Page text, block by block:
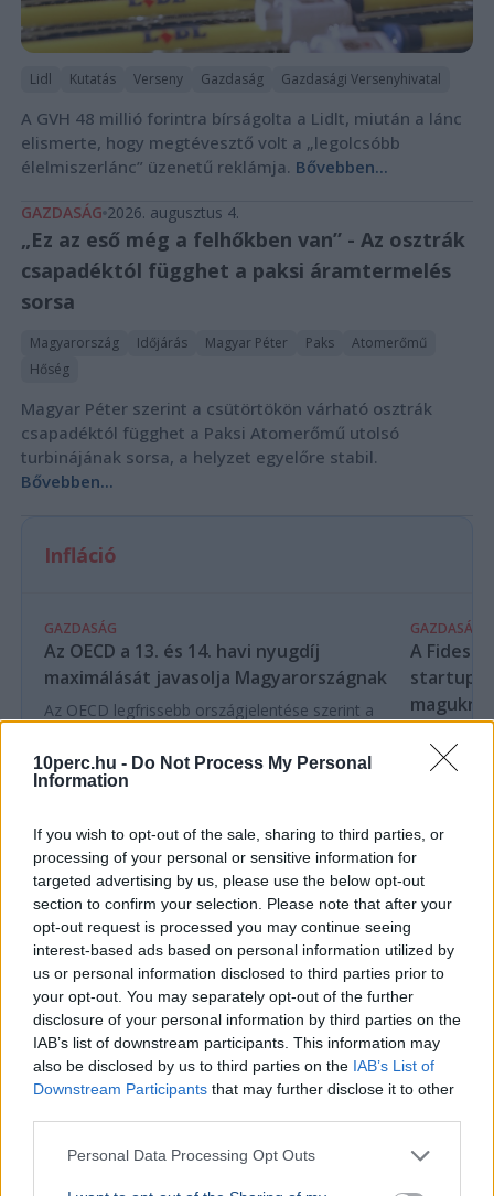
10perc.hu - Do Not Process My Personal
Information
If you wish to opt-out of the sale, sharing to third parties, or
processing of your personal or sensitive information for
targeted advertising by us, please use the below opt-out
section to confirm your selection. Please note that after your
opt-out request is processed you may continue seeing
interest-based ads based on personal information utilized by
us or personal information disclosed to third parties prior to
your opt-out. You may separately opt-out of the further
disclosure of your personal information by third parties on the
IAB’s list of downstream participants. This information may
also be disclosed by us to third parties on the IAB’s List of
Downstream Participants that may further disclose it to other
Personal Data Processing Opt Outs
Lidl Kutatás Verseny Gazdaság Gazdasági Versenyhivatal
A GVH 48 millió forintra bírságolta a Lidlt, miután a lánc
elismerte, hogy megtévesztő volt a „legolcsóbb
élelmiszerlánc” üzenetű reklámja. Bővebben...
GAZDASÁG 2026. augusztus 4.
„Ez az eső még a felhőkben van” - Az osztrák
csapadéktól függhet a paksi áramtermelés
sorsa
Magyarország Időjárás Magyar Péter Paks
Atomerőmű
Hőség
Magyar Péter szerint a csütörtökön várható osztrák
csapadéktól függhet a Paksi Atomerőmű utolsó
turbinájának sorsa, a helyzet egyelőre stabil.
Bővebben...
Infláció
GAZDASÁG
Az OECD a 13. és 14. havi nyugdíj
maximálását javasolja Magyarországnak
Az OECD legfrissebb országjelentése szerint a
hogy elkerülhető legyen az államadósság
drasztikus emelk...
GAZDASÁG
A
magukra
gazdákat
A Supp.li
Ajánljuk még
GAZDASÁG 2026. augusztus 4.
Az Európai Bizottság egyelőre nem lát
problémát az atomenergia-ellátásban
Atomerőmű Európai Bizottság Gazdaság Duna Európa
Az Európai Bizottság szóvivője szerint egyelőre nincs
ellátásbiztonsági probléma az atomenergia-